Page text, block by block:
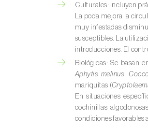
Culturales: Incluyen
La poda mejora la
muy infestadas
susceptibles. La
introducciones. El
Biológicas: Se basan
Aphytis melinus,
mariquitas (
En situaciones
cochinillas
condiciones favorables